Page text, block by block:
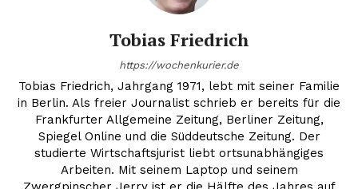
Tobias Friedrich
https://wochenkurier.de
Tobias Friedrich, Jahrgang 1971, lebt mit seiner Familie
in Berlin. Als freier Journalist schrieb er bereits für die
Frankfurter Allgemeine Zeitung, Berliner Zeitung,
Spiegel Online und die Süddeutsche Zeitung. Der
studierte Wirtschaftsjurist liebt ortsunabhängiges
Arbeiten. Mit seinem Laptop und seinem